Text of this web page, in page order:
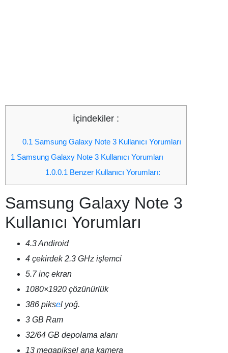
İçindekiler :
0.1 Samsung Galaxy Note 3 Kullanıcı Yorumları
1 Samsung Galaxy Note 3 Kullanıcı Yorumları
1.0.0.1 Benzer Kullanıcı Yorumları:
Samsung Galaxy Note 3
Kullanıcı Yorumları
4.3 Andiroid
4 çekirdek 2.3 GHz işlemci
5.7 inç ekran
1080×1920 çözünürlük
386 piksel yoğ.
3 GB Ram
32/64 GB depolama alanı
13 megapiksel ana kamera